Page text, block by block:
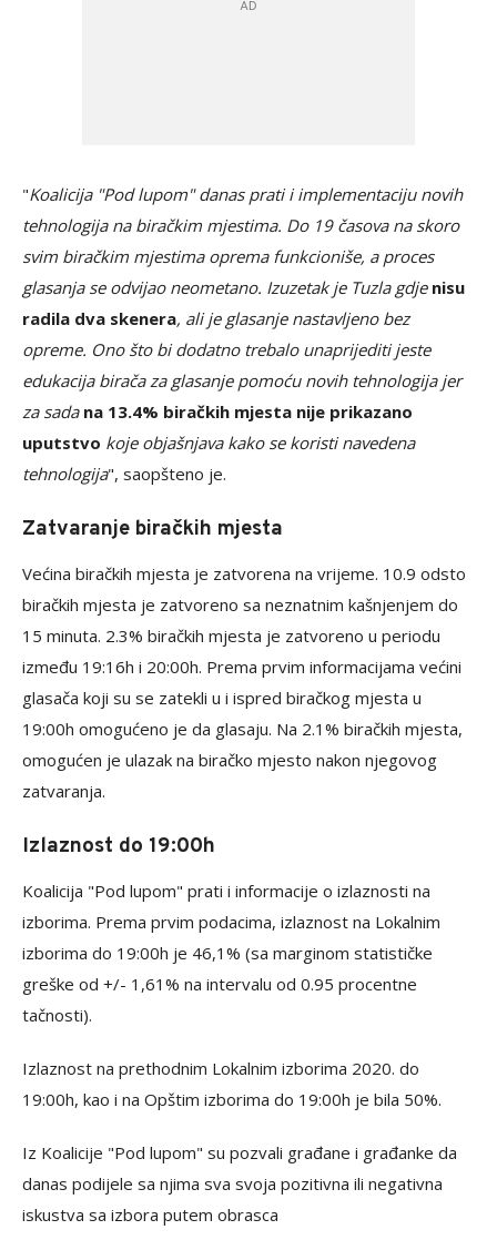
"Koalicija "Pod lupom" danas prati i implementaciju novih
tehnologija na biračkim mjestima. Do 19 časova na skoro
svim biračkim mjestima oprema funkcioniše, a proces
glasanja se odvijao neometano. Izuzetak je Tuzla gdje nisu
radila dva skenera, ali je glasanje nastavljeno bez
opreme. Ono što bi dodatno trebalo unaprijediti jeste
edukacija birača za glasanje pomoću novih tehnologija jer
za sada na 13.4% biračkih mjesta nije prikazano
uputstvo koje objašnjava kako se koristi navedena
tehnologija", saopšteno je.
Zatvaranje biračkih mjesta
Većina biračkih mjesta je zatvorena na vrijeme. 10.9 odsto
biračkih mjesta je zatvoreno sa neznatnim kašnjenjem do
15 minuta. 2.3% biračkih mjesta je zatvoreno u periodu
između 19:16h i 20:00h. Prema prvim informacijama većini
glasača koji su se zatekli u i ispred biračkog mjesta u
19:00h omogućeno je da glasaju. Na 2.1% biračkih mjesta,
omogućen je ulazak na biračko mjesto nakon njegovog
zatvaranja.
Izlaznost do 19:00h
Koalicija "Pod lupom" prati i informacije o izlaznosti na
izborima. Prema prvim podacima, izlaznost na Lokalnim
izborima do 19:00h je 46,1% (sa marginom statističke
greške od +/- 1,61% na intervalu od 0.95 procentne
tačnosti).
Izlaznost na prethodnim Lokalnim izborima 2020. do
19:00h, kao i na Opštim izborima do 19:00h je bila 50%.
Iz Koalicije "Pod lupom" su pozvali građane i građanke da
danas podijele sa njima sva svoja pozitivna ili negativna
iskustva sa izbora putem obrasca